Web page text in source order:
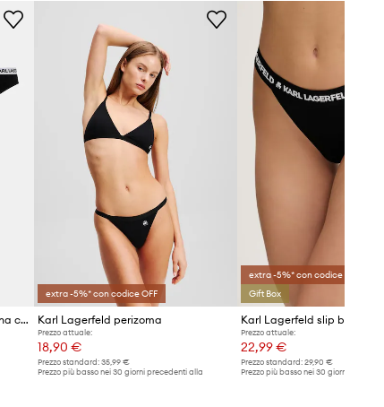
Karl Lagerfeld perizoma da donna con cotone pacco da 3
extra -5%* con codice OFF
Karl Lagerfeld perizoma
Prezzo attuale:
18,90 €
Prezzo standard:35,99 €
Prezzo più basso nei 30 giorni precedenti alla
extra -5%* con codice OFF
Gift Box
Karl Lagerfeld slip
Prezzo attuale:
22,99 €
Prezzo standard: 29,90 €
Prezzo più basso nei 30 giorni